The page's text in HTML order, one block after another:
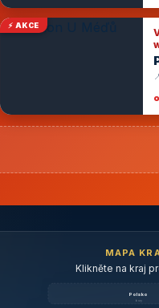
⚡ AKCE
MAPA
Klikněte na kraj
Polsko
brzy